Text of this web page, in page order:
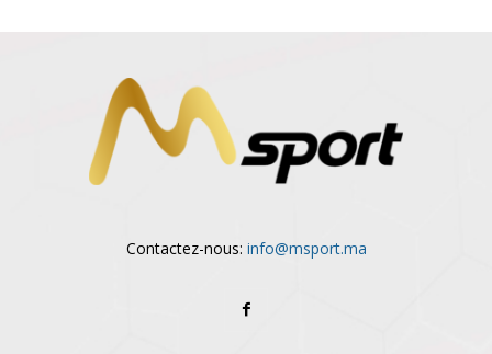
Contactez-nous: info@msport.ma